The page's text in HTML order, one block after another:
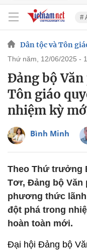
#
Dân tộc và Tôn
thứ năm, 12/06/2025 -
Đảng bộ
Tôn giáo
nhiệm kỳ
Bình Minh
Theo Thứ trưởng
Tơr, Đảng bộ Văn
phương thức
đột phá trong
hoàn toàn mới.
Đại hội Đảng bộ